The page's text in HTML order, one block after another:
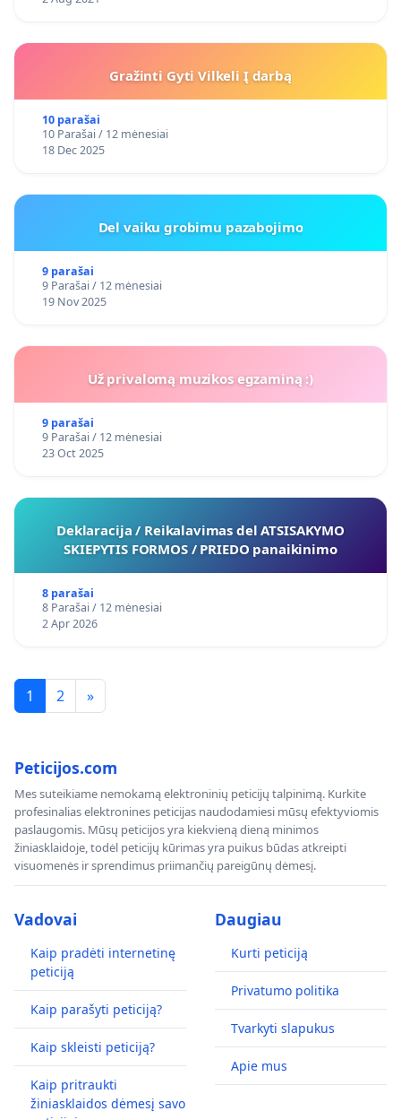
Gražinti Gyti Vilkeli Į darbą
10 parašai
10 Parašai / 12 mėnesiai
18 Dec 2025
Del vaiku grobimu pazabojimo
9 parašai
9 Parašai / 12 mėnesiai
19 Nov 2025
Už privalomą muzikos egzaminą :)
9 parašai
9 Parašai / 12 mėnesiai
23 Oct 2025
Deklaracija / Reikalavimas del ATSISAKYMO
SKIEPYTIS FORMOS / PRIEDO panaikinimo
8 parašai
8 Parašai / 12 mėnesiai
2 Apr 2026
1 2 »
Peticijos.com
Mes suteikiame nemokamą elektroninių peticijų talpinimą. Kurkite
profesinalias elektronines peticijas naudodamiesi mūsų efektyviomis
paslaugomis. Mūsų peticijos yra kiekvieną dieną minimos
žiniasklaidoje, todėl peticijų kūrimas yra puikus būdas atkreipti
visuomenės ir sprendimus priimančių pareigūnų dėmesį.
Vadovai
Kaip pradėti internetinę
peticiją
Kaip parašyti peticiją?
Kaip skleisti peticiją?
Kaip pritraukti
žiniasklaidos dėmesį savo
Daugiau
Kurti peticiją
Privatumo politika
Tvarkyti slapukus
Apie mus